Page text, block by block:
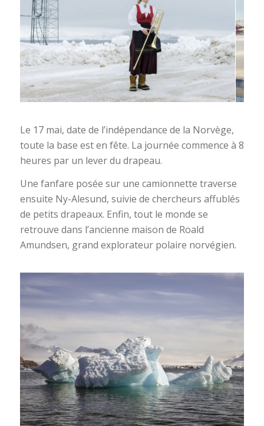
Le 17 mai, date de l’indépendance de la Norvège,
toute la base est en fête. La journée commence à 8
heures par un lever du drapeau.
Une fanfare posée sur une camionnette traverse
ensuite Ny-Alesund, suivie de chercheurs affublés
de petits drapeaux. Enfin, tout le monde se
retrouve dans l’ancienne maison de Roald
Amundsen, grand explorateur polaire norvégien.